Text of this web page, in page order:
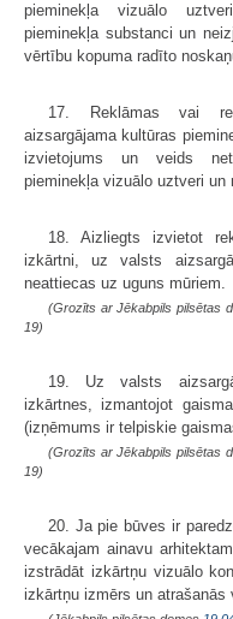
pieminekļa vizuālo
pieminekļa substanci un
vērtību kopuma radīto
17. Reklāmas vai
aizsargājama kultūras
izvietojums un veids
pieminekļa vizuālo uztveri
18. Aizliegts izvietot
izkārtni, uz valsts
neattiecas uz uguns mūriem.
(Grozīts ar Jēkabpils pilsētas
19)
19. Uz valsts
izkārtnes, izmantojot
(izņēmums ir telpiskie
(Grozīts ar Jēkabpils pilsētas
19)
20. Ja pie būves ir
vecākajam ainavu
izstrādāt izkārtņu vizuālo
izkārtņu izmērs un atrašanās